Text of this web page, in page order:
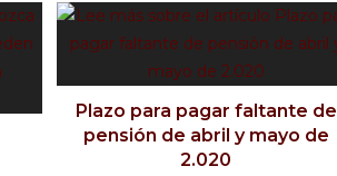
Plazo para pagar faltante de
pensión de abril y mayo de
2.020